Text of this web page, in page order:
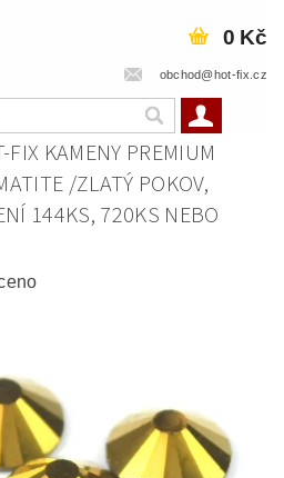
obchod@hot-fix.cz
0 Kč
KAMENY PREMIUM
/ZLATÝ POKOV,
144KS, 720KS NEBO